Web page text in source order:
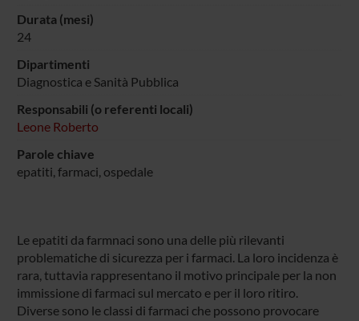
Durata (mesi)
24
Dipartimenti
Diagnostica e Sanità Pubblica
Responsabili (o referenti locali)
Leone Roberto
Parole chiave
epatiti, farmaci, ospedale
Le epatiti da farmnaci sono una delle più rilevanti
problematiche di sicurezza per i farmaci. La loro incidenza è
rara, tuttavia rappresentano il motivo principale per la non
immissione di farmaci sul mercato e per il loro ritiro.
Diverse sono le classi di farmaci che possono provocare